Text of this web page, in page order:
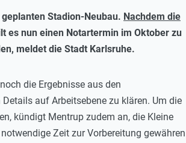
Stadion-Neubau. Nachdem die
es nun einen Notartermin im Oktober zu
meldet die Stadt Karlsruhe.
die Ergebnisse aus den
auf Arbeitsebene zu klären. Um die
kündigt Mentrup zudem an, die Kleine
Zeit zur Vorbereitung